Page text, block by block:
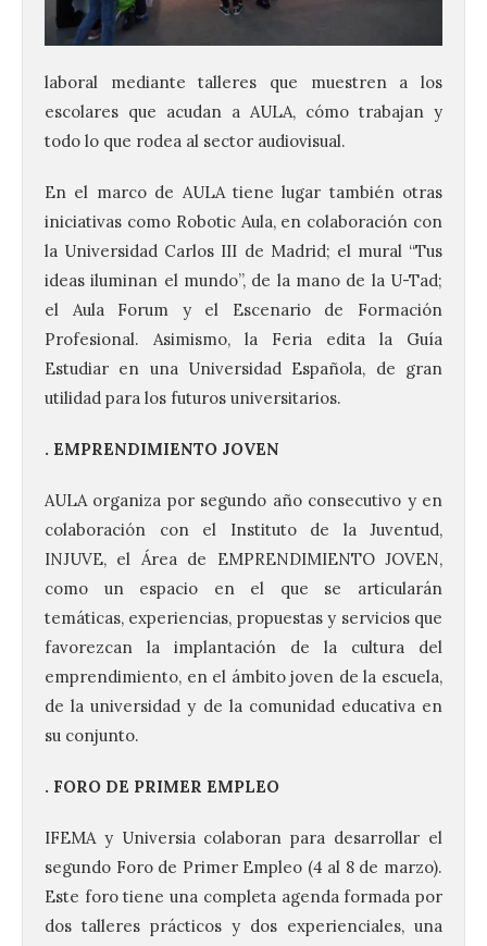
laboral mediante talleres que muestren a los
escolares que acudan a AULA, cómo trabajan y
todo lo que rodea al sector audiovisual.
En el marco de AULA tiene lugar también otras
iniciativas como Robotic Aula, en colaboración con
la Universidad Carlos III de Madrid; el mural “Tus
ideas iluminan el mundo”, de la mano de la U-Tad;
el Aula Forum y el Escenario de Formación
Profesional. Asimismo, la Feria edita la Guía
Estudiar en una Universidad Española, de gran
utilidad para los futuros universitarios.
. EMPRENDIMIENTO JOVEN
AULA organiza por segundo año consecutivo y en
colaboración con el Instituto de la Juventud,
INJUVE, el Área de EMPRENDIMIENTO JOVEN,
como un espacio en el que se articularán
temáticas, experiencias, propuestas y servicios que
favorezcan la implantación de la cultura del
emprendimiento, en el ámbito joven de la escuela,
de la universidad y de la comunidad educativa en
su conjunto.
. FORO DE PRIMER EMPLEO
IFEMA y Universia colaboran para desarrollar el
segundo Foro de Primer Empleo (4 al 8 de marzo).
Este foro tiene una completa agenda formada por
dos talleres prácticos y dos experienciales, una